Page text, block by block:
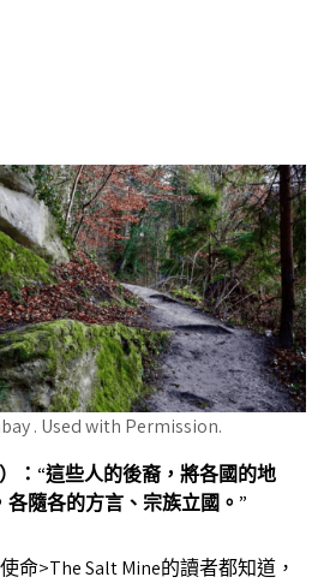
. Used with Permission.
）：“這些人的後裔，將各國的地
隨各的方言、宗族立國。 ”
命>The Salt Mine的讀者都知道，